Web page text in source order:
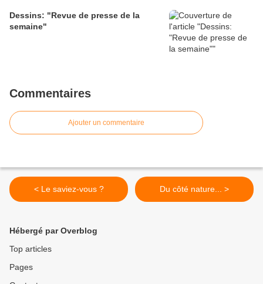
Dessins: "Revue de presse de la
semaine"
Commentaires
Ajouter un commentaire
< Le saviez-vous ? Du côté nature... >
Hébergé par Overblog
Top articles
Pages